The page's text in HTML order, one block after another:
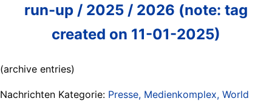
run-up / 2025 / 2026 (note: tag
created on 11-01-2025)
(archive entries)
Nachrichten Kategorie: Presse, Medienkomplex, World